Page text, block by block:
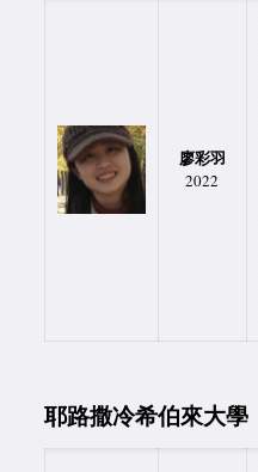
廖彩羽
2022
耶路撒冷希伯來大學